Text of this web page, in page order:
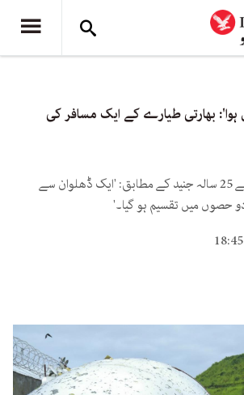
میں ہوا': بھارتی طیارے کے ایک مسافر کی
حادثے میں بچ جانے والے 25 سالہ جنید کے مطابق: 'ایک ڈھلوان سے
حصوں میں تقسیم ہو گیا۔'